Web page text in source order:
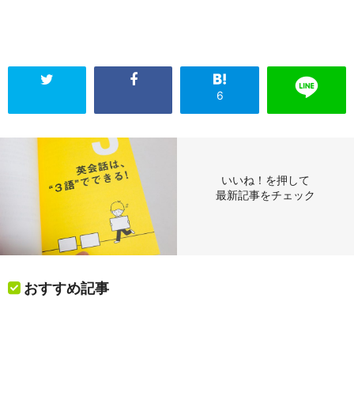
6
いいね！を押して
最新記事をチェック
おすすめ記事